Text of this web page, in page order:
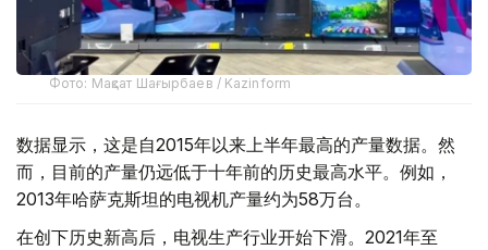
Фото: Мақсат Шағырбаев / Kazinform
数据显示，这是自2015年以来上半年最高的产量数据。然
而，目前的产量仍远低于十年前的历史最高水平。例如，
2013年哈萨克斯坦的电视机产量约为58万台。
在创下历史新高后，电视生产行业开始下滑。2021年至